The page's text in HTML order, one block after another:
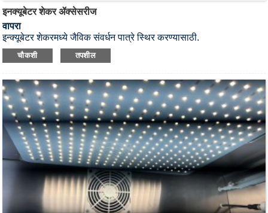
इनक्यूबेटर शेकर ॲक्सेसरीज
वापरा
इन्क्यूबेटर शेकरमध्ये जैविक संवर्धन पात्रे स्थिर करण्यासाठी.
चौकशी तपशील